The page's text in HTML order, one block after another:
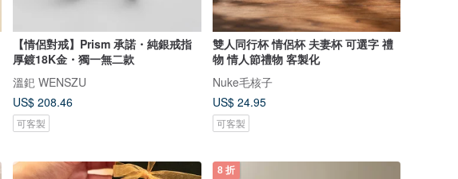
【情侶對戒】Prism 承諾・純銀戒指
厚鍍18K金・獨一無二款
溫釲 WENSZU
US$ 208.46
可客製
雙人同行杯 情侶杯 夫妻杯 可選字 禮
物 情人節禮物 客製化
Nuke毛核子
US$ 24.95
可客製
8 折